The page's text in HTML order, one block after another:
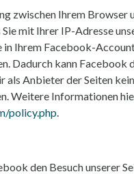
zwischen Ihrem Browser
mit Ihrer IP-Adresse
in Ihrem Facebook-
Dadurch kann Facebook
als Anbieter der Seiten
Weitere Informationen
policy.php.
den Besuch unserer